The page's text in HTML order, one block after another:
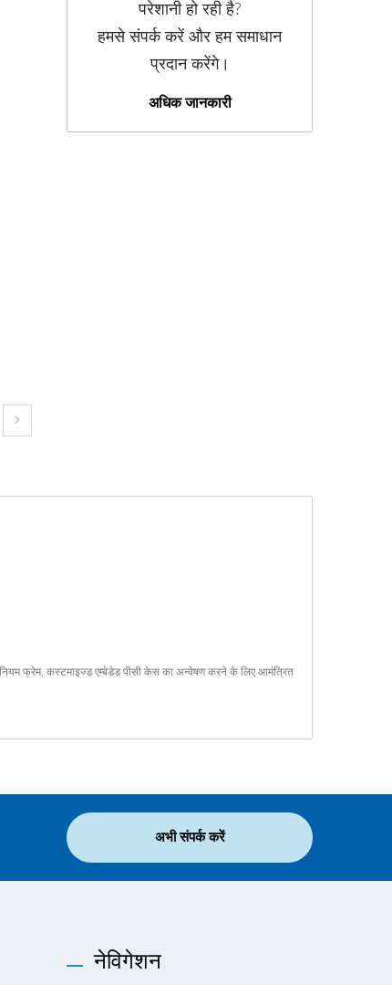
परेशानी हो रही है?
हमसे संपर्क करें और हम समाधान
प्रदान करेंगे।
अधिक जानकारी
फ्रेम, कस्टमाइज्ड एम्बेडेड पीसी केस का अन्वेषण करने के लिए आमंत्रित
अभी संपर्क करें
नेविगेशन